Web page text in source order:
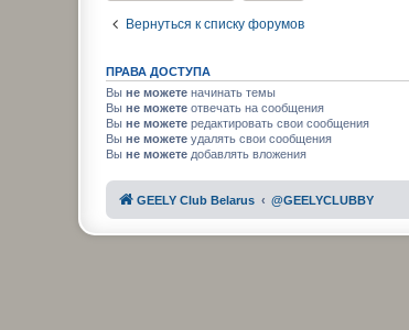
Вернуться к списку форумов
ПРАВА ДОСТУПА
Вы не можете начинать темы
Вы не можете отвечать на сообщения
Вы не можете редактировать свои сообщения
Вы не можете удалять свои сообщения
Вы не можете добавлять вложения
GEELY Club Belarus @GEELYCLUBBY